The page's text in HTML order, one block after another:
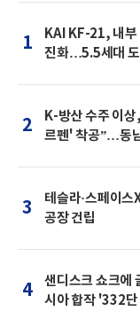
1
KAI KF-21, 내부
진화…5.5세대 도
2
K-방산 수주 이
르펜' 착공”…동
3
테슬라·스페이스
공장 건립
4
샌디스크 쇼크에
시아 합작 '332